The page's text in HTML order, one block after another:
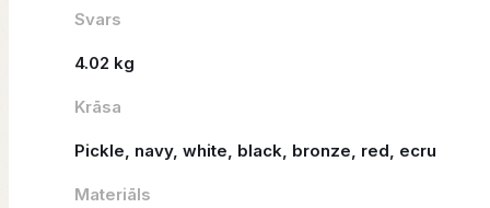
Svars
4.02 kg
Krāsa
Pickle, navy, white, black, bronze, red, ecru
Materiāls